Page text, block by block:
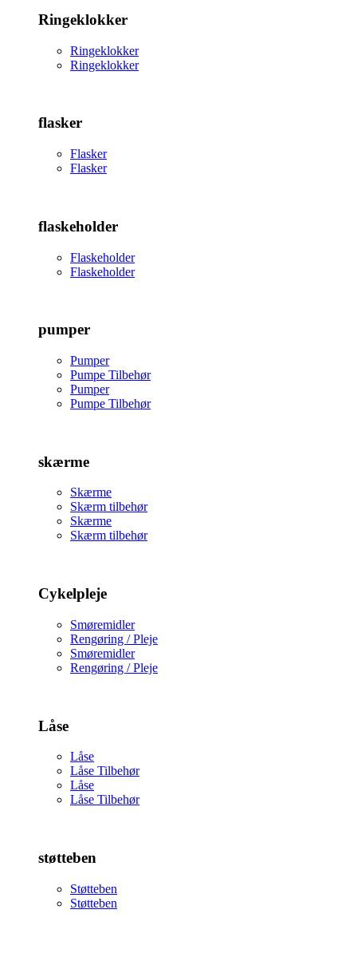
Ringeklokker
Ringeklokker
Ringeklokker
flasker
Flasker
Flasker
flaskeholder
Flaskeholder
Flaskeholder
pumper
Pumper
Pumpe Tilbehør
Pumper
Pumpe Tilbehør
skærme
Skærme
Skærm tilbehør
Skærme
Skærm tilbehør
Cykelpleje
Smøremidler
Rengøring / Pleje
Smøremidler
Rengøring / Pleje
Låse
Låse
Låse Tilbehør
Låse
Låse Tilbehør
støtteben
Støtteben
Støtteben